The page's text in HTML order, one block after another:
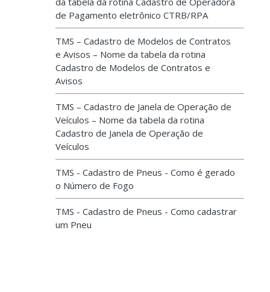
de Pagamento eletrônico CTRB/RPA
TMS – Cadastro de Modelos de Contratos
e Avisos – Nome da tabela da rotina
Cadastro de Modelos de Contratos e
Avisos
TMS – Cadastro de Janela de Operação de
Veículos – Nome da tabela da rotina
Cadastro de Janela de Operação de
Veículos
TMS - Cadastro de Pneus - Como é gerado
o Número de Fogo
TMS - Cadastro de Pneus - Como cadastrar
um Pneu